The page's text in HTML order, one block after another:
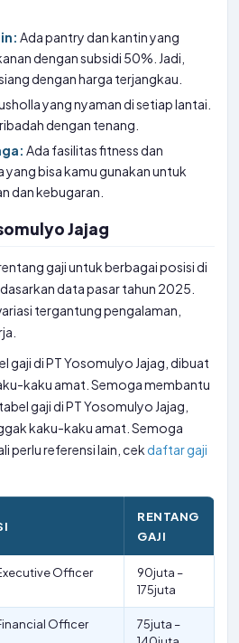
Ada pantry dan kantin yang
dengan subsidi 50%. Jadi,
dengan harga terjangkau.
yang nyaman di setiap lantai.
dengan tenang.
Ada fasilitas fitness dan
yang bisa kamu gunakan untuk
dan kebugaran.
Jajag
gaji untuk berbagai posisi di
data pasar tahun 2025.
tergantung pengalaman,
gaji di PT Yosomulyo Jajag, dibuat
kaku amat. Semoga membantu
gaji di PT Yosomulyo Jajag,
kaku-kaku amat. Semoga
perlu referensi lain, cek daftar gaji
RENTANG
GAJI
Officer
90juta –
175juta
Officer
75juta –